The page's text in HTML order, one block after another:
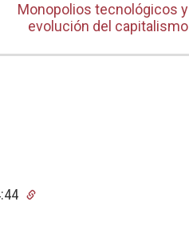
Monopolios tecnológicos y
evolución del capitalismo